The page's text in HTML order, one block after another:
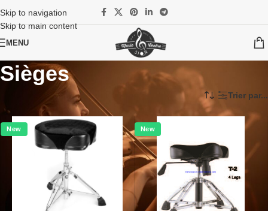
Skip to navigation
Skip to main content
MENU
Sièges
Instruments/Batteries et percussions Sièges Trier par...
New New